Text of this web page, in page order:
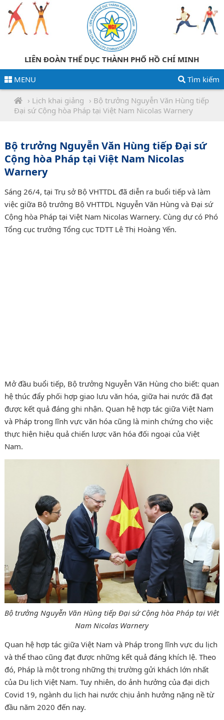
LIÊN ĐOÀN THỂ DỤC THÀNH PHỐ HỒ CHÍ MINH
MENU
Tìm kiếm
› Lịch khai giảng › Bộ trưởng Nguyễn Văn Hùng tiếp
Đại sứ Cộng hòa Pháp tại Việt Nam Nicolas Warnery
Bộ trưởng Nguyễn Văn Hùng tiếp Đại sứ
Cộng hòa Pháp tại Việt Nam Nicolas
Warnery
Sáng 26/4, tại Trụ sở Bộ VHTTDL đã diễn ra buổi tiếp và làm
việc giữa Bộ trưởng Bộ VHTTDL Nguyễn Văn Hùng và Đại sứ
Cộng hòa Pháp tại Việt Nam Nicolas Warnery. Cùng dự có Phó
Tổng cục trưởng Tổng cục TDTT Lê Thị Hoàng Yến.
Mở đầu buổi tiếp, Bộ trưởng Nguyễn Văn Hùng cho biết: quan
hệ thúc đẩy phối hợp giao lưu văn hóa, giữa hai nước đã đạt
được kết quả đáng ghi nhận. Quan hệ hợp tác giữa Việt Nam
và Pháp trong lĩnh vực văn hóa cũng là minh chứng cho việc
thực hiện hiệu quả chiến lược văn hóa đối ngoại của Việt
Nam.
Bộ trưởng Nguyễn Văn Hùng tiếp Đại sứ Cộng hòa Pháp tại Việt
Nam Nicolas Warnery
Quan hệ hợp tác giữa Việt Nam và Pháp trong lĩnh vực du lịch
và thể thao cũng đạt được những kết quả đáng khích lệ. Theo
đó, Pháp là một trong những thị trường gửi khách lớn nhất
của Du lịch Việt Nam. Tuy nhiên, do ảnh hưởng của đại dịch
Covid 19, ngành du lịch hai nước chịu ảnh hưởng nặng nề từ
đầu năm 2020 đến nay.